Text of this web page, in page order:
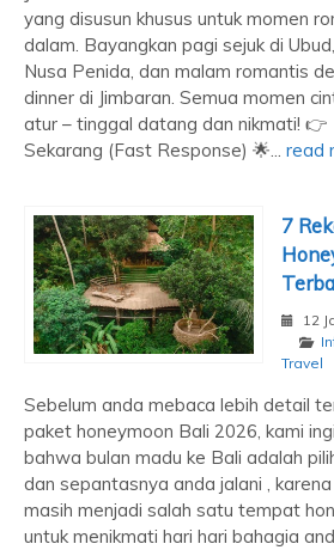
yang disusun khusus untuk momen
dalam. Bayangkan pagi sejuk di
Nusa Penida, dan malam romantis
dinner di Jimbaran. Semua momen
atur – tinggal datang dan nikmati!
Sekarang (Fast Response) 🌟... read
7
12
Travel
Sebelum anda mebaca lebih detail
paket honeymoon Bali 2026, kami
bahwa bulan madu ke Bali adalah
dan sepantasnya anda jalani ,
masih menjadi salah satu tempat
untuk menikmati hari hari bahagia